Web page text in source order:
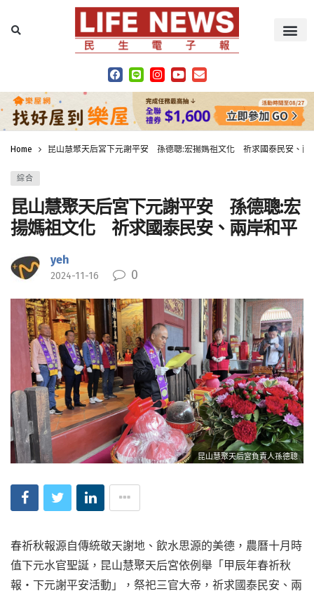
Home 昆山慧聚天后宮下元謝平安 孫德聰:宏揚媽祖文化 祈求國泰民安、兩
綜合
昆山慧聚天后宮下元謝平安 孫德聰:宏
揚媽祖文化 祈求國泰民安、兩岸和平
yeh
2024-11-16 0
昆山慧聚天后宮負責人孫德聰
春祈秋報源自傳統敬天謝地、飲水思源的美德，農曆十月時
值下元水官聖誕，昆山慧聚天后宮依例舉「甲辰年春祈秋
報‧下元謝平安活動」，祭祀三官大帝，祈求國泰民安、兩